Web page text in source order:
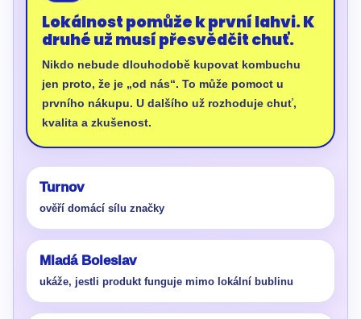
Lokálnost pomůže k první lahvi. K
druhé už musí přesvědčit chuť.
Nikdo nebude dlouhodobě kupovat kombuchu
jen proto, že je „od nás“. To může pomoct u
prvního nákupu. U dalšího už rozhoduje chuť,
kvalita a zkušenost.
Turnov
ověří domácí sílu značky
Mladá Boleslav
ukáže, jestli produkt funguje mimo lokální bublinu